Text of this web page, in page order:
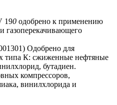
190 одобрено к применению
газоперекачивающего
Одобрено для
типа К: сжиженные нефтяные
бутадиен.
компрессоров,
винилхлорида и